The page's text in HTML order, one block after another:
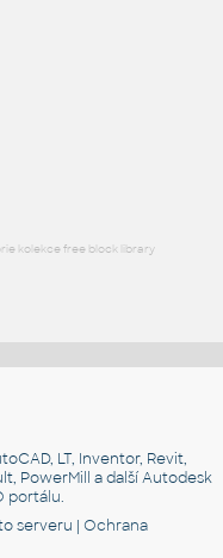
kolekce free block library
LT, Inventor, Revit,
PowerMill a další Autodesk
portálu.
serveru |Ochrana